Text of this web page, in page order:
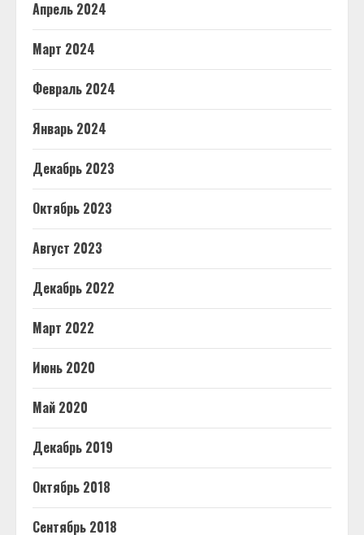
Апрель 2024
Март 2024
Февраль 2024
Январь 2024
Декабрь 2023
Октябрь 2023
Август 2023
Декабрь 2022
Март 2022
Июнь 2020
Май 2020
Декабрь 2019
Октябрь 2018
Сентябрь 2018